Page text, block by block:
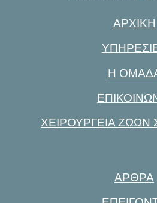
ΑΡΧΙΚΗ
Η
ΧΕΙΡΟΥΡΓΕΙΑ ΖΩΩΝ
ΑΡΘΡΑ